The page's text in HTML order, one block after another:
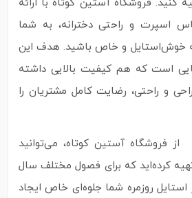
کنید. فروشگاه آستین کوتاه با ارائه
اسپرت و راحتی دخترانه، به شما
خوش‌استایل و خاص باشید. هدف این
است که هم کیفیت بالایی داشته
و راحتی، رضایت کامل مشتریان را
از فروشگاه آستین کوتاه، می‌توانید
کرده‌اید که برای فصول مختلف سال
روزمره شما جلوه‌ای خاص ایجاد